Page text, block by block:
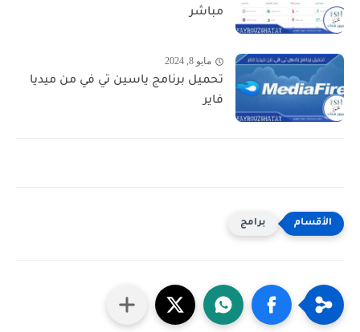
مباشر
مايو 8, 2024
تحميل برنامج ياسين تي في من ميديا
فاير
برامج